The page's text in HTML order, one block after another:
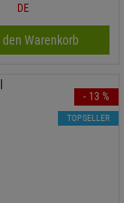
DE
den Warenkorb
- 13 %
TOPSELLER